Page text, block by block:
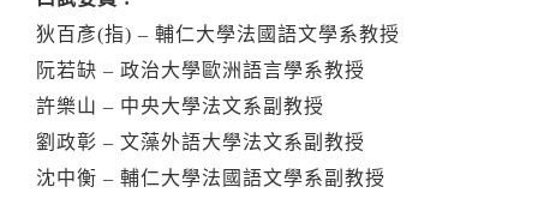
狄百彥(指) – 輔仁大學法國語文學系教授
阮若缺 – 政治大學歐洲語言學系教授
許樂山 – 中央大學法文系副教授
劉政彰 – 文藻外語大學法文系副教授
沈中衡 – 輔仁大學法國語文學系副教授